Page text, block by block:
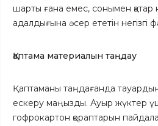
шарты ғана емес, сонымен қатар
адалдығына әсер ететін негізгі
Қаптама материалын таңдау
Қаптаманы таңдағанда тауардың
ескеру маңызды. Ауыр жүктер
гофрокартон қораптарын